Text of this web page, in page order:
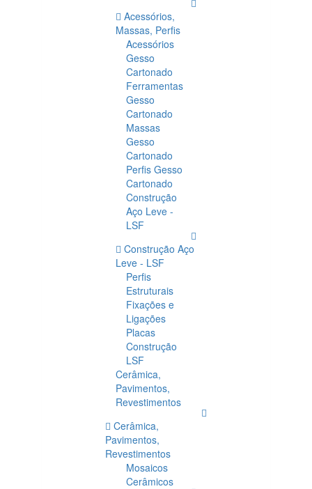
Acessórios,
Massas, Perfis
Acessórios
Gesso
Cartonado
Ferramentas
Gesso
Cartonado
Massas
Gesso
Cartonado
Perfis Gesso
Cartonado
Construção
Aço Leve -
LSF
Construção Aço
Leve - LSF
Perfis
Estruturais
Fixações e
Ligações
Placas
Construção
LSF
Cerâmica,
Pavimentos,
Revestimentos
Cerâmica,
Pavimentos,
Revestimentos
Mosaicos
Cerâmicos